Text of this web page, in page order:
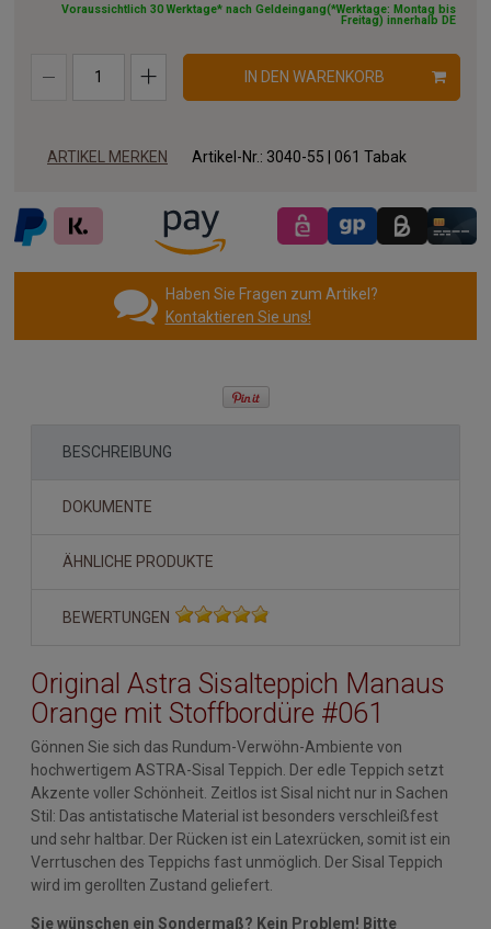
350 cm rund 300x400 cm
Voraussichtlich 30 Werktage* nach Geldeingang(*Werktage: Montag bis
Freitag) innerhalb DE
IN DEN WARENKORB
ARTIKEL MERKEN Artikel-Nr.: 3040-55 | 061 Tabak
Haben Sie Fragen zum Artikel?
Kontaktieren Sie uns!
BESCHREIBUNG
DOKUMENTE
ÄHNLICHE PRODUKTE
BEWERTUNGEN
Original Astra Sisalteppich Manaus
Orange mit Stoffbordüre #061
Gönnen Sie sich das Rundum-Verwöhn-Ambiente von
hochwertigem ASTRA-Sisal Teppich. Der edle Teppich setzt
Akzente voller Schönheit. Zeitlos ist Sisal nicht nur in Sachen
Stil: Das antistatische Material ist besonders verschleißfest
und sehr haltbar. Der Rücken ist ein Latexrücken, somit ist ein
Verrtuschen des Teppichs fast unmöglich. Der Sisal Teppich
wird im gerollten Zustand geliefert.
Sie wünschen ein Sondermaß? Kein Problem! Bitte